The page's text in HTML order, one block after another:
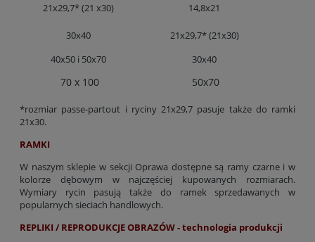
21x29,7* (21 x30) 14,8x21
30x40
21x29,7* (21x30)
40x50 i 50x70
30x40
70 x 100 50x70
*rozmiar passe-partout i ryciny 21x29,7 pasuje także do ramki
21x30.
RAMKI
W naszym sklepie w sekcji Oprawa dostępne są ramy czarne i w
kolorze dębowym w najczęściej kupowanych rozmiarach.
Wymiary rycin pasują także do ramek sprzedawanych w
popularnych sieciach handlowych.
REPLIKI / REPRODUKCJE OBRAZÓW - technologia produkcji